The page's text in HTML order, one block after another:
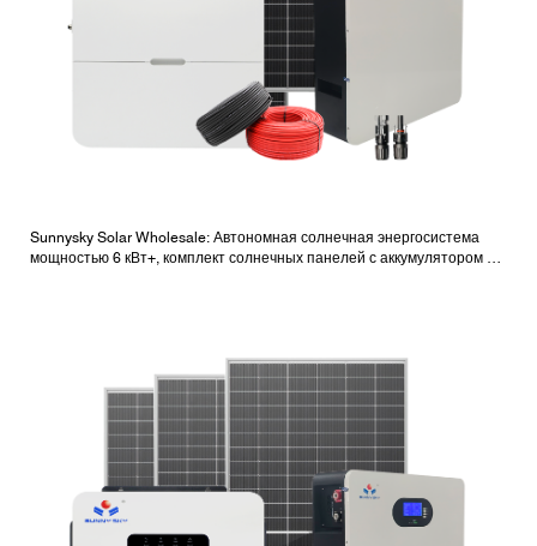
Sunnysky Solar Wholesale: Автономная солнечная энергосистема
мощностью 6 кВт+, комплект солнечных панелей с аккумулятором и